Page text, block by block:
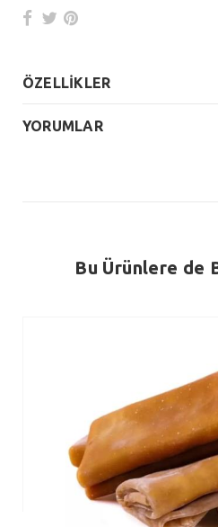
ÖZELLİKLER
YORUMLAR
Bu Ürünlere de